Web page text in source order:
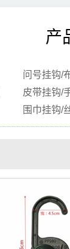
产
问号挂钩/
皮带挂钩/
围巾挂钩/